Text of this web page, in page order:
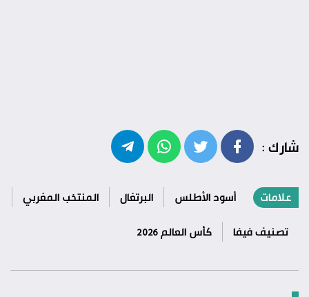
شارك :
علامات أسود الأطلس البرتغال
المنتخب المغربي
تصنيف فيفا
كأس العالم 2026